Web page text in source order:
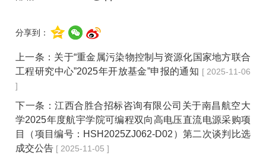
分享到：
上一条： 关于“重金属污染物控制与资源化国家地方联合
工程研究中心”2025年开放基金”申报的通知 [ 2025-11-06
]
下一条：江西合胜合招标咨询有限公司关于南昌航空大
学2025年度航宇学院可编程双向高电压直流电源采购项
目（项目编号：HSH2025ZJ062-D02）第二次谈判比选
成交公告 [ 2025-11-05 ]